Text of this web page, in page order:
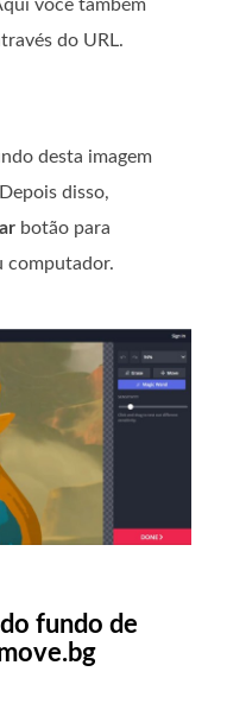
você também
do URL.
desta imagem
disso,
botão para
computador.
fundo de